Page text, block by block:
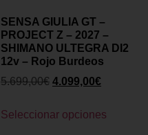
SENSA GIULIA GT –
PROJECT Z – 2027 –
SHIMANO ULTEGRA DI2
12v – Rojo Burdeos
5.699,00€ 4.099,00€
Seleccionar opciones